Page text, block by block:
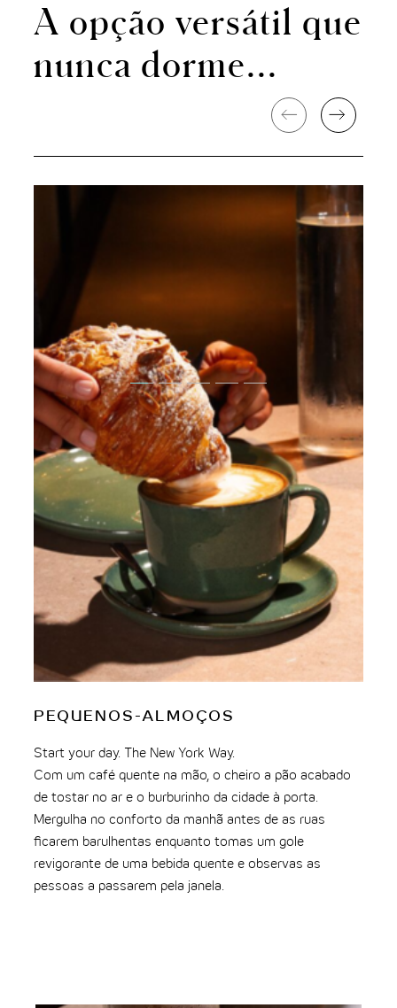
A opção versátil que
nunca dorme...
PEQUENOS-ALMOÇOS
Start your day. The New York Way.
Com um café quente na mão, o cheiro a pão acabado
de tostar no ar e o burburinho da cidade à porta.
Mergulha no conforto da manhã antes de as ruas
ficarem barulhentas enquanto tomas um gole
revigorante de uma bebida quente e observas as
pessoas a passarem pela janela.